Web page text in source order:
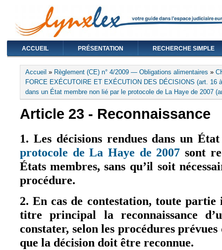
ACCUEIL PRÉSENTATION RECHERCHE SIMPLE
Vous êtes ici
Accueil » Règlement (CE) n° 4/2009 — Obligations alimentaires »
FORCE EXÉCUTOIRE ET EXÉCUTION DES DÉCISIONS (art. 16
dans un État membre non lié par le protocole de La Haye de 2007
Article 23 - Reconnaissance
1. Les décisions rendues dans un
protocole de La Haye de 2007 (le lien est
sont
États membres, sans qu’il soit
procédure.
2. En cas de contestation, toute partie
titre principal la reconnaissance
constater, selon les procédures
que la décision doit être reconnue.